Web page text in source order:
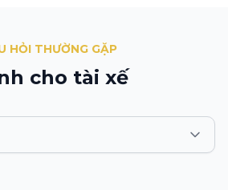
HỎI THƯỜNG GẶP
cho tài xế